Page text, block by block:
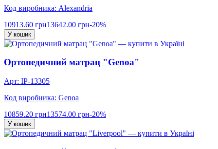
Код виробника: Alexandria
10913.60 грн13642.00 грн-20%
У кошик
Ортопедичний матрац "Genoa"
Арт: IP-13305
Код виробника: Genoa
10859.20 грн13574.00 грн-20%
У кошик